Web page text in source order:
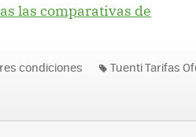
las comparativas de
condiciones Tuenti Tarifas